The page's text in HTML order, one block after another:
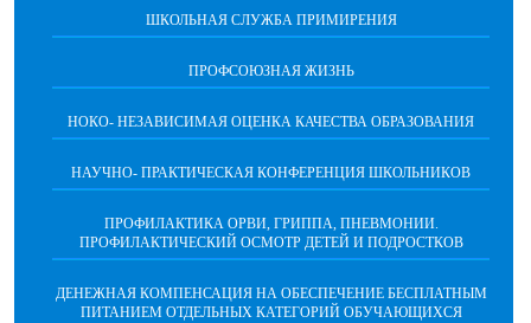
ШКОЛЬНАЯ СЛУЖБА ПРИМИРЕНИЯ
ПРОФСОЮЗНАЯ ЖИЗНЬ
НОКО- НЕЗАВИСИМАЯ ОЦЕНКА КАЧЕСТВА ОБРАЗОВАНИЯ
НАУЧНО- ПРАКТИЧЕСКАЯ КОНФЕРЕНЦИЯ ШКОЛЬНИКОВ
ПРОФИЛАКТИКА ОРВИ, ГРИППА, ПНЕВМОНИИ.
ПРОФИЛАКТИЧЕСКИЙ ОСМОТР ДЕТЕЙ И ПОДРОСТКОВ
ДЕНЕЖНАЯ КОМПЕНСАЦИЯ НА ОБЕСПЕЧЕНИЕ БЕСПЛАТНЫМ
ПИТАНИЕМ ОТДЕЛЬНЫХ КАТЕГОРИЙ ОБУЧАЮЩИХСЯ